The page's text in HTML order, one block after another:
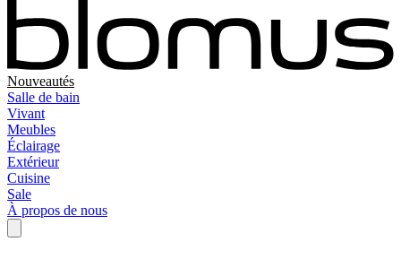
Nouveautés
Salle de bain
Vivant
Meubles
Éclairage
Extérieur
Cuisine
Sale
À propos de nous